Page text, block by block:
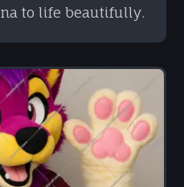
to life beautifully.